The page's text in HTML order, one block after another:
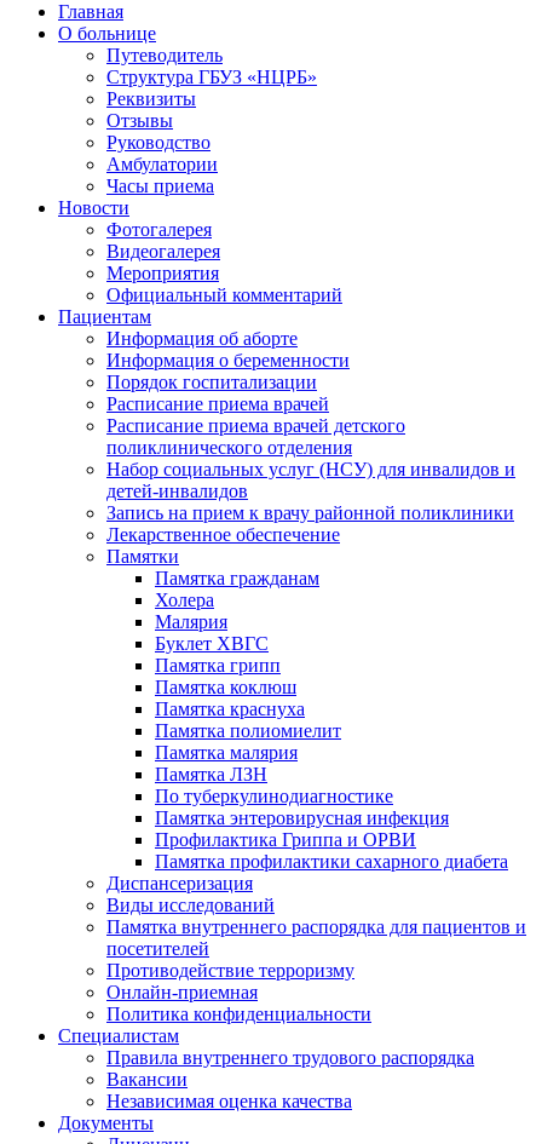
Главная
О больнице
Путеводитель
Структура ГБУЗ «НЦРБ»
Реквизиты
Отзывы
Руководство
Амбулатории
Часы приема
Новости
Фотогалерея
Видеогалерея
Мероприятия
Официальный комментарий
Пациентам
Информация об аборте
Информация о беременности
Порядок госпитализации
Расписание приема врачей
Расписание приема врачей детского
поликлинического отделения
Набор социальных услуг (НСУ) для инвалидов и
детей-инвалидов
Запись на прием к врачу районной поликлиники
Лекарственное обеспечение
Памятки
Памятка гражданам
Холера
Малярия
Буклет ХВГС
Памятка грипп
Памятка коклюш
Памятка краснуха
Памятка полиомиелит
Памятка малярия
Памятка ЛЗН
По туберкулинодиагностике
Памятка энтеровирусная инфекция
Профилактика Гриппа и ОРВИ
Памятка профилактики сахарного диабета
Диспансеризация
Виды исследований
Памятка внутреннего распорядка для пациентов и
посетителей
Противодействие терроризму
Онлайн-приемная
Политика конфиденциальности
Cпециалистам
Правила внутреннего трудового распорядка
Вакансии
Независимая оценка качества
Документы